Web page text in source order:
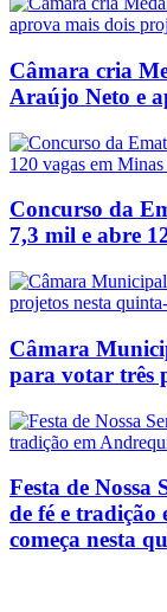
Câmara cria
Araújo Neto e
Concurso da
7,3 mil e abre
Câmara
para votar três
Festa de Nossa
de fé e tradição
começa nesta